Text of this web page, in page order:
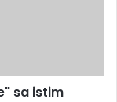
sa istim